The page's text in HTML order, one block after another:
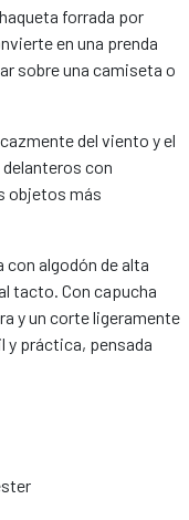
forrada por
en una prenda
sobre una camiseta o
del viento y el
con
objetos más
con algodón de alta
tacto. Con capucha
y un corte ligeramente
y práctica, pensada